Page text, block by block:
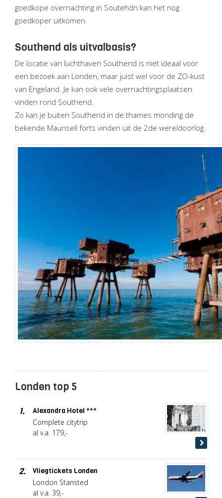
goedkope overnachting in Soutehdn kan het nog
goedkoper uitkomen.
Southend als uitvalbasis?
De locatie van luchthaven Southend is niet ideaal voor
een bezoek aan Londen, maar juist wel voor de ZO-kust
van Engeland. Je kan ook vele overnachtingsplaatsen
vinden rond Southend.
Zo kan je buiten Southend in de thames monding de
bekende Maunsell forts vinden uit de 2de wereldoorlog.
Londen top 5
1.
Alexandra Hotel ***
Complete citytrip
al v.a. 179,-
2.
Vliegtickets Londen
London Stansted
al v.a. 39,-